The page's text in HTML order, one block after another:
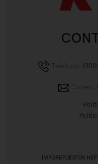
Telefono:
IMPOREPUESTOS HEF